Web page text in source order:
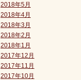
2018年5月
2018年4月
2018年3月
2018年2月
2018年1月
2017年12月
2017年11月
2017年10月